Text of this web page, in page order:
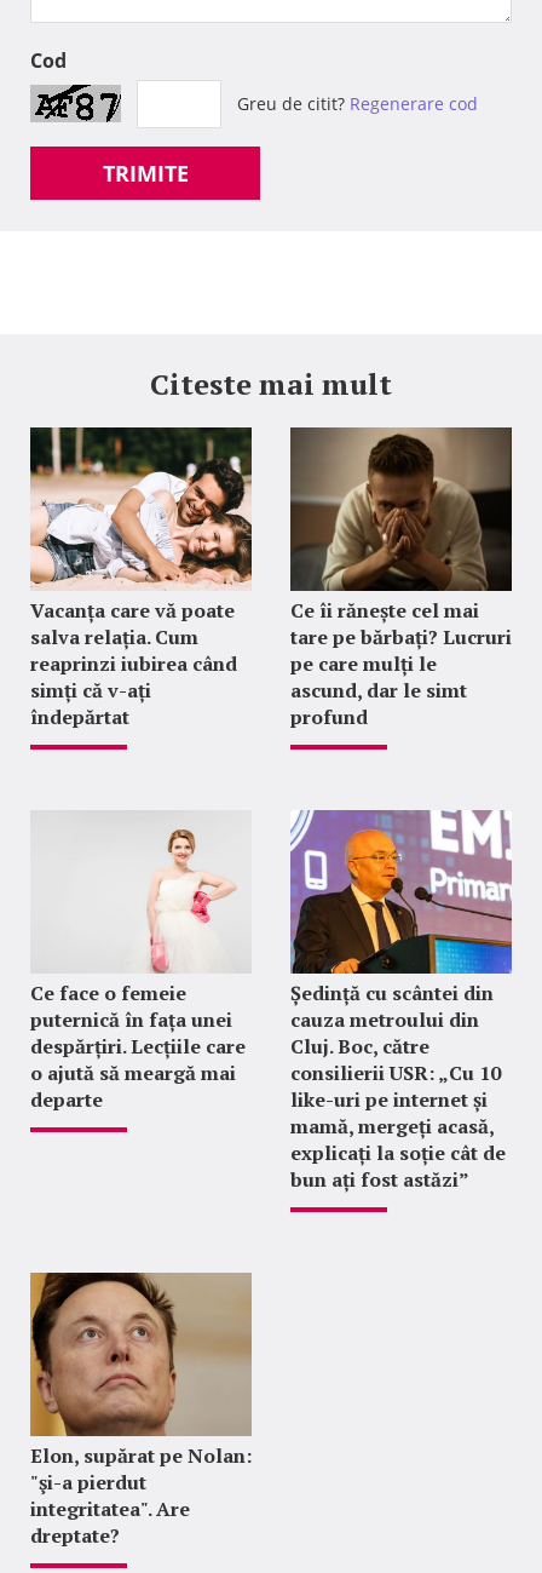
Cod
Greu de citit? Regenerare cod
TRIMITE
Citeste mai mult
Vacanța care vă poate
salva relația. Cum
reaprinzi iubirea când
simți că v-ați
îndepărtat
Ce îi rănește cel mai
tare pe bărbați? Lucruri
pe care mulți le
ascund, dar le simt
profund
Ce face o femeie
puternică în fața unei
despărțiri. Lecțiile care
o ajută să meargă mai
departe
Ședință cu scântei din
cauza metroului din
Cluj. Boc, către
consilierii USR: „Cu 10
like-uri pe internet și
mamă, mergeți acasă,
explicați la soție cât de
bun ați fost astăzi”
Elon, supărat pe Nolan:
"şi-a pierdut
integritatea". Are
dreptate?